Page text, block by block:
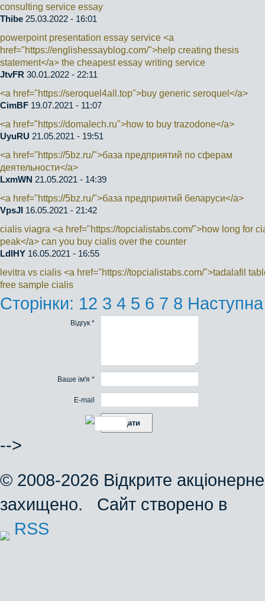
consulting service essay
Thibe 25.03.2022 - 16:01
powerpoint presentation essay service <a
href="https://englishessayblog.com/">help creating thesis
statement</a> the cheapest essay writing service
JtvFR 30.01.2022 - 22:11
<a href="https://seroquel4all.top">buy generic seroquel</a>
CimBF 19.07.2021 - 11:07
<a href="https://domalech.ru">how to buy trazodone</a>
UyuRU 21.05.2021 - 19:51
<a href="https://5bz.ru/">база предприятий по сферам
деятельности</a>
LxmWN 21.05.2021 - 14:39
<a href="https://5bz.ru/">база предприятий беларуси</a>
VpsJI 16.05.2021 - 21:42
cialis viagra <a href="https://topcialistabs.com/">how long for
peak</a> can you buy cialis over the counter
LdlHY 16.05.2021 - 16:55
levitra vs cialis <a href="https://topcialistabs.com/">tadalafil
free sample cialis
Сторінки: 12 3 4 5 6 7 8
Відгук *
Ваше ім'я *
E-mail
-->
© 2008-2026 Відкрите
захищено. Сайт створено в
RSS